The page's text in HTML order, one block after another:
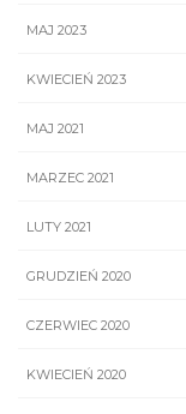
MAJ 2023
KWIECIEŃ 2023
MAJ 2021
MARZEC 2021
LUTY 2021
GRUDZIEŃ 2020
CZERWIEC 2020
KWIECIEŃ 2020